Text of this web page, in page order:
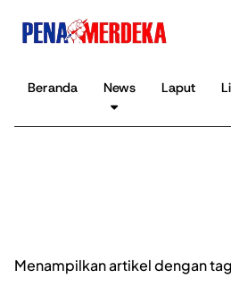
Beranda News Laput
Menampilkan artikel dengan